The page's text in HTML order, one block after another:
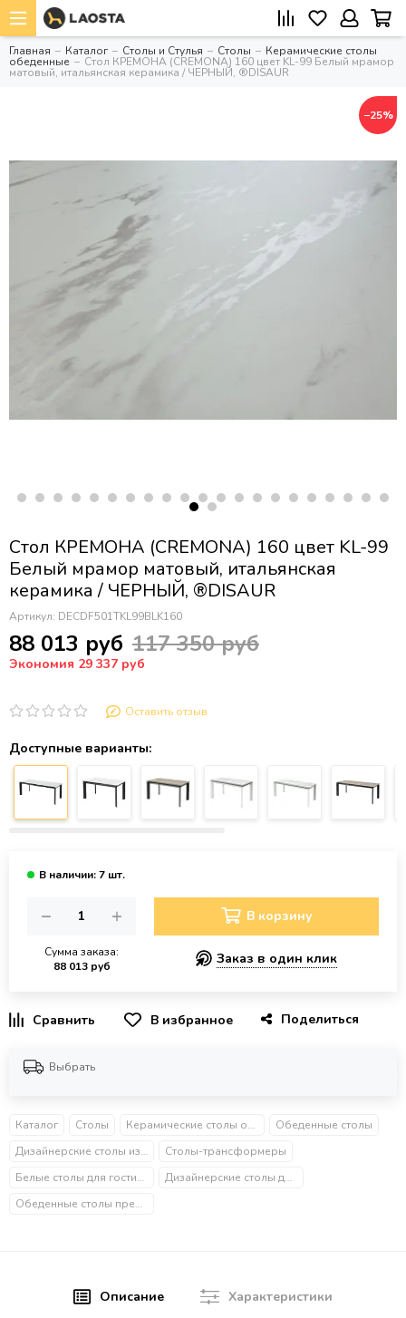
Главная Каталог Столы и Стулья Столы Керамические столы
обеденные Стол КРЕМОНА (CREMONA) 160 цвет KL-99 Белый мрамор
матовый, итальянская керамика / ЧЕРНЫЙ, ®DISAUR
−25%
Стол КРЕМОНА (CREMONA) 160 цвет KL-99
Белый мрамор матовый, итальянская
керамика / ЧЕРНЫЙ, ®DISAUR
Артикул: DECDF501TKL99BLK160
88 013 руб 117 350 руб
Экономия 29 337 руб
Оставить отзыв
Доступные варианты:
Сумма заказа:
88 013 руб
В корзину
Заказ в один клик
В избранное Поделиться
Выбрать
Каталог Столы Керамические столы обеденные
Обеденные столы
Дизайнерские столы из металла
Столы-трансформеры
Белые столы для гостиной
Дизайнерские столы для гостиной
Обеденные столы премиум
Описание
Характеристики